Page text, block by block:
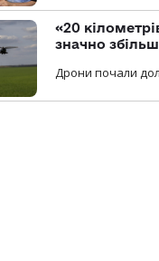
«20
значно
Дрони почали